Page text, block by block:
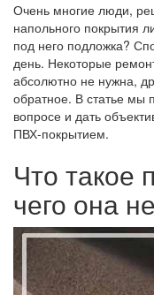
Очень многие люди,
напольного покрытия
под него подложка?
день. Некоторые
абсолютно не нужна,
обратное. В статье мы
вопросе и дать
ПВХ-покрытием.
Что такое
чего она